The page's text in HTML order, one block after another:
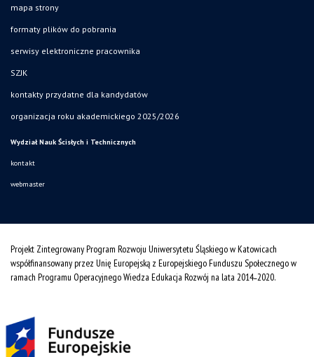
mapa strony
formaty plików do pobrania
serwisy elektroniczne pracownika
SZJK
kontakty przydatne dla kandydatów
organizacja roku akademickiego 2025/2026
Wydział Nauk Ścisłych i Technicznych
kontakt
webmaster
Projekt Zintegrowany Program Rozwoju Uniwersytetu Śląskiego w Katowicach
współfinansowany przez Unię Europejską z Europejskiego Funduszu Społecznego w
ramach Programu Operacyjnego Wiedza Edukacja Rozwój na lata 2014˗2020.